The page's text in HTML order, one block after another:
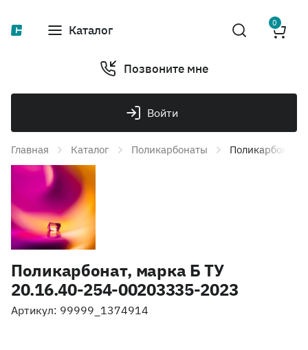
Каталог 0
Позвоните мне
Войти
Главная Каталог Поликарбонаты
Поликарбонат, марка Б ТУ
20.16.40-254-00203335-2023
Артикул: 99999_1374914